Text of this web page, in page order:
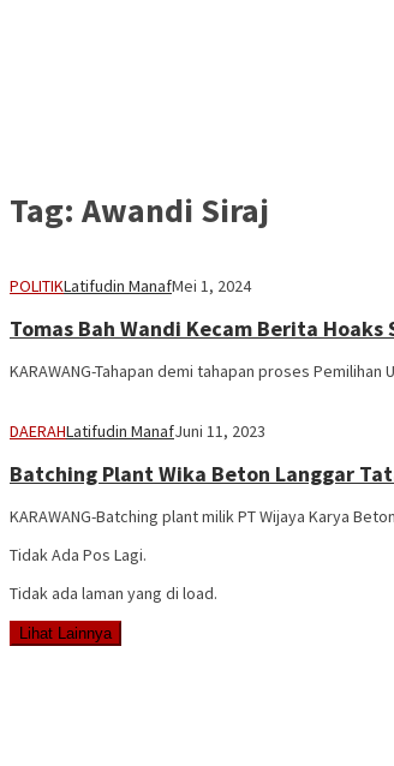
Tag: Awandi Siraj
POLITIKLatifudin ManafMei 1, 2024
Tomas Bah Wandi Kecam Berita Hoaks
KARAWANG-Tahapan demi tahapan proses
DAERAHLatifudin ManafJuni 11, 2023
Batching Plant Wika Beton Langgar
KARAWANG-Batching plant milik PT Wijaya Karya
Tidak Ada Pos Lagi.
Tidak ada laman yang di load.
Lihat Lainnya